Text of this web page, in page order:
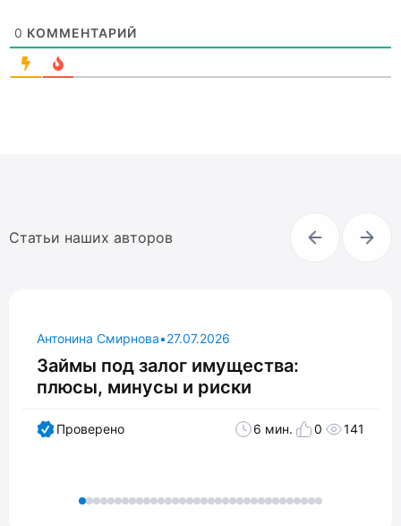
0 КОММЕНТАРИЙ
Статьи наших авторов
Антонина Смирнова•27.07.2026
Займы под залог имущества:
плюсы, минусы и риски
Проверено 6 мин. 0 141